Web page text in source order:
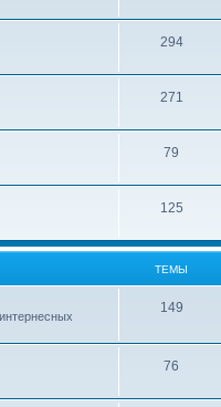
294
271
79
125
ТЕМЫ
149
76